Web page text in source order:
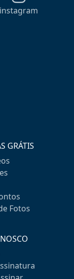
instagram
GRÁTIS
Fotos